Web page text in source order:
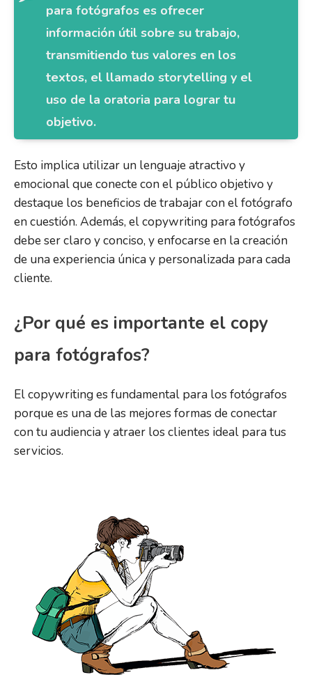
para fotógrafos es ofrecer
información útil sobre su trabajo,
transmitiendo tus valores en los
textos, el llamado storytelling y el
uso de la oratoria para lograr tu
objetivo.
Esto implica utilizar un lenguaje atractivo y
emocional que conecte con el público objetivo y
destaque los beneficios de trabajar con el fotógrafo
en cuestión. Además, el copywriting para fotógrafos
debe ser claro y conciso, y enfocarse en la creación
de una experiencia única y personalizada para cada
cliente.
¿Por qué es importante el copy
para fotógrafos?
El copywriting es fundamental para los fotógrafos
porque es una de las mejores formas de conectar
con tu audiencia y atraer los clientes ideal para tus
servicios.